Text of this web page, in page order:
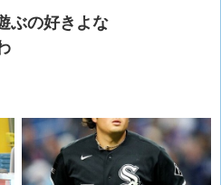
ぶの好きよな